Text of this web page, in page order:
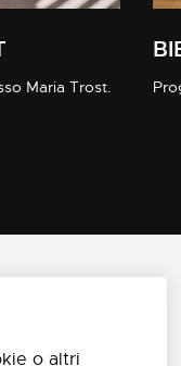
Maria Trost.
o altri